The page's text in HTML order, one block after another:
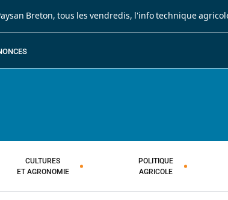
Breton, tous les vendredis, l'info technique
CULTURES
ET AGRONOMIE
POLITIQUE
AGRICOLE